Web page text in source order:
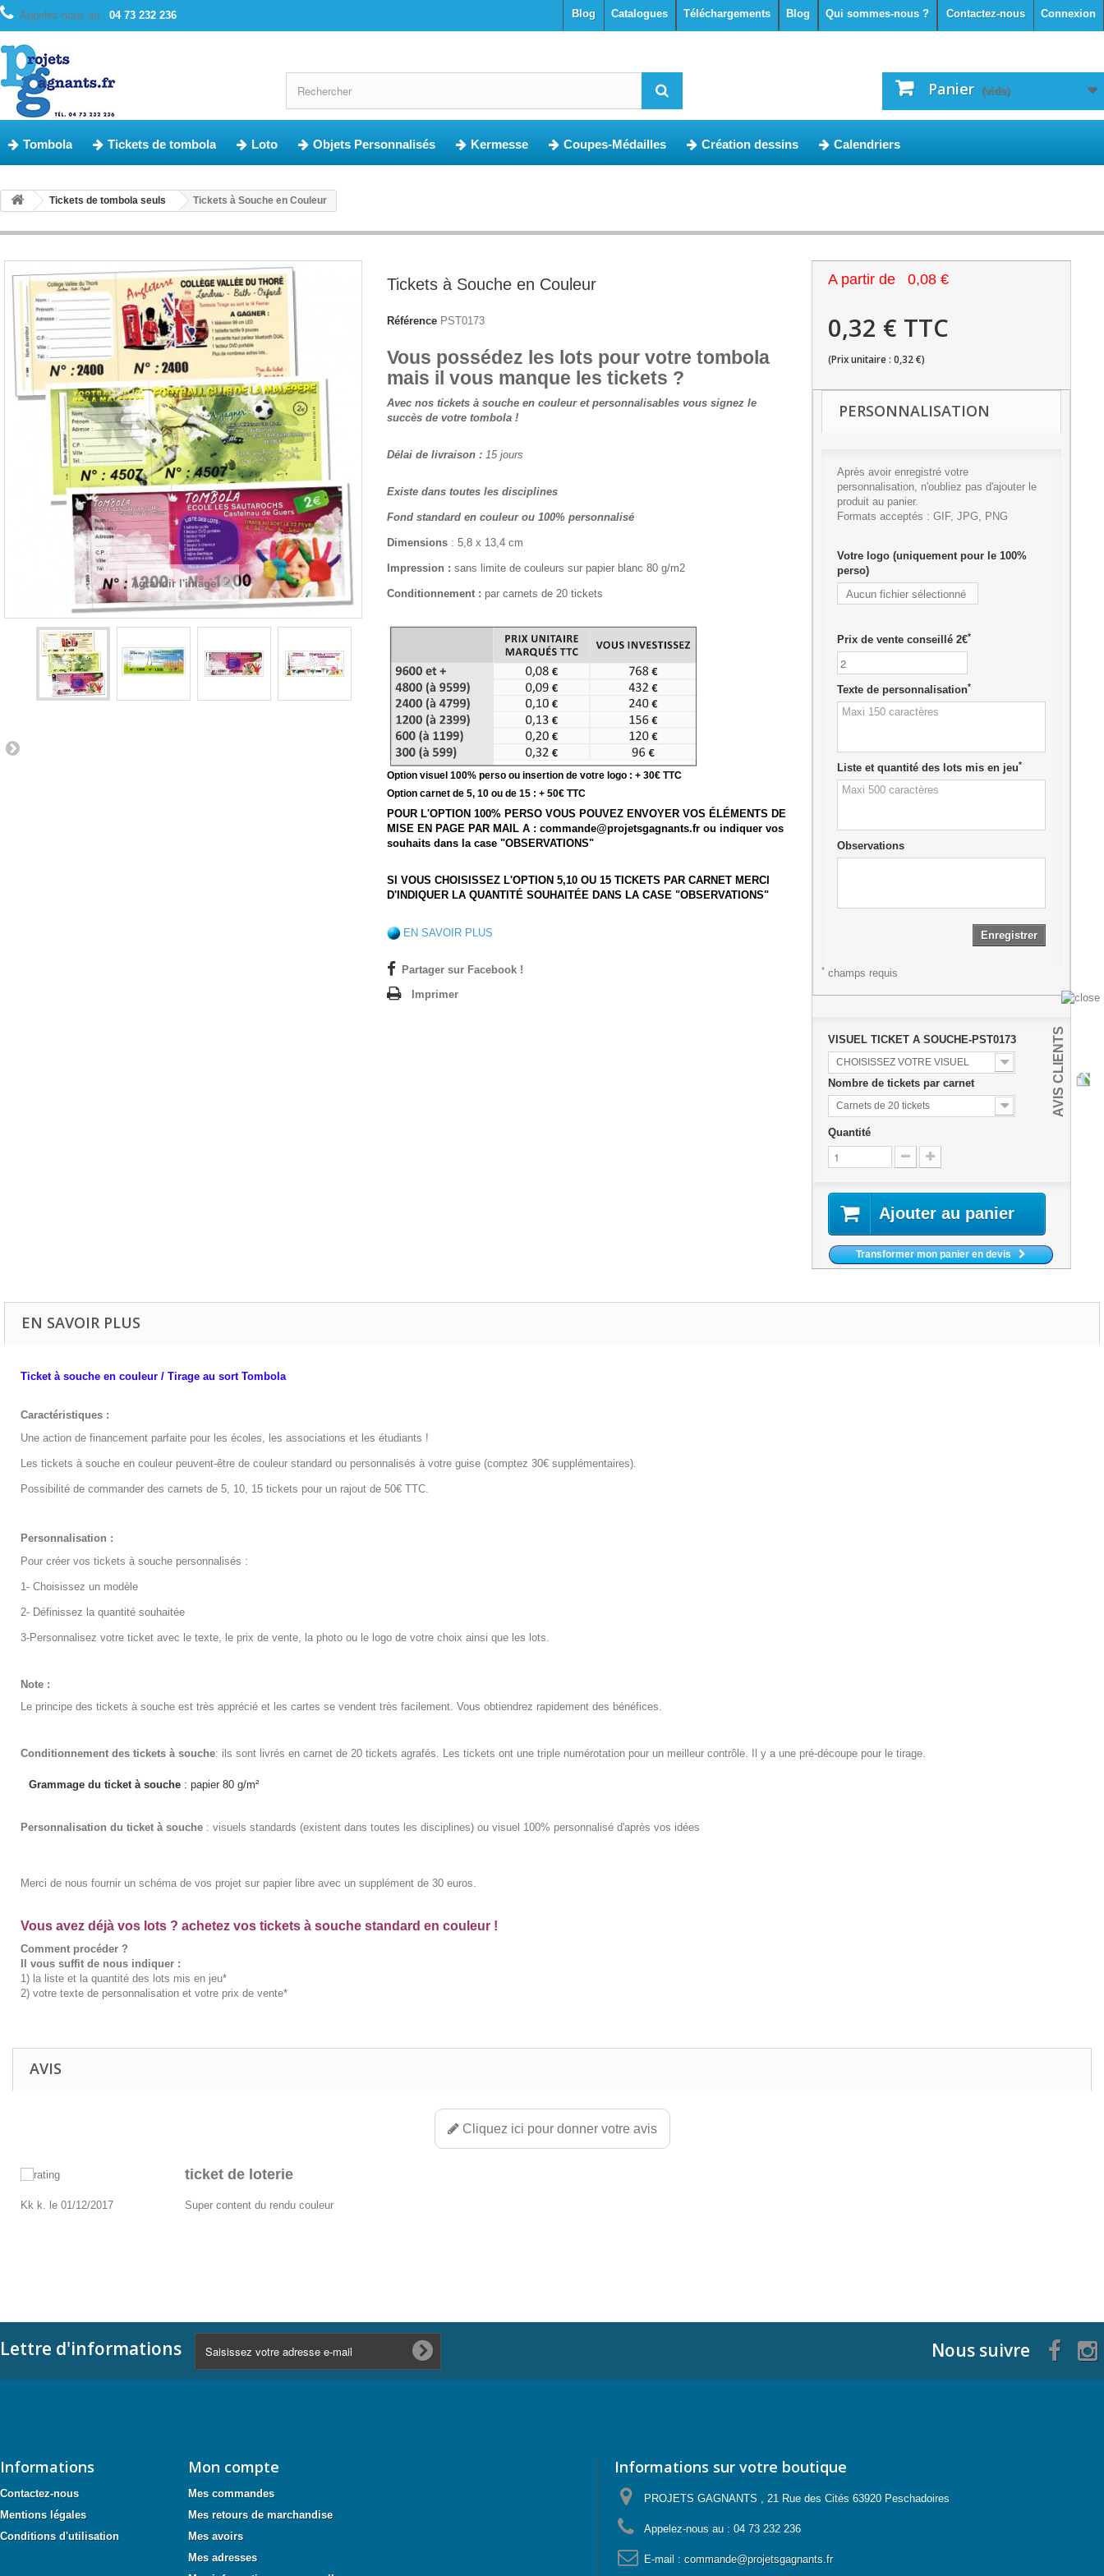
Connexion
Contactez-nous
Appelez-nous au : 04 73 232 236 Qui sommes-nous ?
Blog
Téléchargements
Catalogues
blog
Panier (vide)
Tombola Tickets de tombola Loto Objets Personnalisés Kermesse Coupes-Médailles Création dessins Calendriers
Tickets de tombola seuls Tickets à Souche en Couleur
Agrandir l'image
Tickets à Souche en Couleur
Référence PST0173
Vous possédez les lots pour votre tombola
mais il vous manque les tickets ?
Avec nos tickets à souche en couleur et personnalisables vous signez le
succès de votre tombola !
Délai de livraison: 15 jours
Existe dans toutes les disciplines
Fond standard en couleur ou 100% personnalisé
Dimensions: 5,8 x 13,4 cm
Impression : sans limite de couleurs sur papier blanc 80 g/m2
Conditionnement : par carnets de 20 tickets
Option visuel 100% perso ou insertion de votre logo : + 30€ TTC
Option carnet de 5, 10 ou de 15 : + 50€ TTC
POUR L'OPTION 100% PERSO VOUS POUVEZ ENVOYER VOS ÉLÉMENTS DE
MISE EN PAGE PAR MAIL A : commande@projetsgagnants.fr ou indiquer vos
souhaits dans la case "OBSERVATIONS"
SI VOUS CHOISISSEZ L'OPTION 5,10 OU 15 TICKETS PAR CARNET MERCI
D'INDIQUER LA QUANTITÉ SOUHAITÉE DANS LA CASE "OBSERVATIONS"
EN SAVOIR PLUS
Partager sur Facebook !
Imprimer
A partir de 0,08 €
0,32 € TTC
(Prix unitaire : 0,32 €)
PERSONNALISATION
Après avoir enregistré votre
personnalisation, n'oubliez pas d'ajouter le
produit au panier.
Formats acceptés : GIF, JPG, PNG
Votre logo (uniquement pour le 100%
perso)
Aucun fichier sélectionné
Prix de vente conseillé 2€*
Texte de personnalisation*
Liste et quantité des lots mis en jeu*
Observations
Enregistrer
* champs requis
VISUEL TICKET A SOUCHE-PST0173
CHOISISSEZ VOTRE VISUEL
Nombre de tickets par carnet
Carnets de 20 tickets
Quantité
Ajouter au panier
Transformer mon panier en devis
EN SAVOIR PLUS
Ticket à souche en couleur / Tirage au sort Tombola
Caractéristiques :
Une action de financement parfaite pour les écoles, les associations et les étudiants !
Les tickets à souche en couleur peuvent-être de couleur standard ou personnalisés à votre guise (comptez 30€ supplémentaires).
Possibilité de commander des carnets de 5, 10, 15 tickets pour un rajout de 50€ TTC.
Personnalisation :
Pour créer vos tickets à souche personnalisés :
1- Choisissez un modèle
2- Définissez la quantité souhaitée
3-Personnalisez votre ticket avec le texte, le prix de vente, la photo ou le logo de votre choix ainsi que les lots.
Note :
Le principe des tickets à souche est très apprécié et les cartes se vendent très facilement. Vous obtiendrez rapidement des bénéfices.
Conditionnement des tickets à souche: ils sont livrés en carnet de 20 tickets agrafés. Les tickets ont une triple numérotation pour un meilleur contrôle. Il y a une pré-découpe pour le tirage.
Grammage du ticket à souche : papier 80 g/m²
Personnalisation du ticket à souche : visuels standards (existent dans toutes les disciplines) ou visuel 100% personnalisé d'après vos idées
Merci de nous fournir un schéma de vos projet sur papier libre avec un supplément de 30 euros.
Vous avez déjà vos lots ? achetez vos tickets à souche standard en couleur !
Comment procéder ?
Il vous suffit de nous indiquer :
1) la liste et la quantité des lots mis en jeu*
2) votre texte de personnalisation et votre prix de vente*
AVIS
Cliquez ici pour donner votre avis
ticket de loterie
Kk k. le 01/12/2017 Super content du rendu couleur
Lettre d'informations Nous suivre
Informations
Contactez-nous
Mentions légales
Conditions d'utilisation
Mon compte
Mes commandes
Mes retours de marchandise
Mes avoirs
Mes adresses
Informations sur votre boutique
PROJETS GAGNANTS , 21 Rue des Cités 63920 Peschadoires
Appelez-nous au : 04 73 232 236
E-mail : commande@projetsgagnants.fr
AVIS CLIENTS